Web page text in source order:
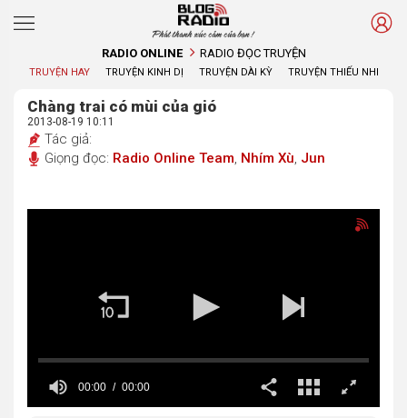
Phát thanh xúc cảm của bạn !
RADIO ONLINE RADIO ĐỌC TRUYỆN
TRUYỆN HAY TRUYỆN KINH DỊ TRUYỆN DÀI KỲ TRUYỆN THIẾU NHI
Chàng trai có mùi của gió
2013-08-19 10:11
Tác giả:
Giọng đọc: Radio Online Team, Nhím Xù, Jun
00:00 00:00